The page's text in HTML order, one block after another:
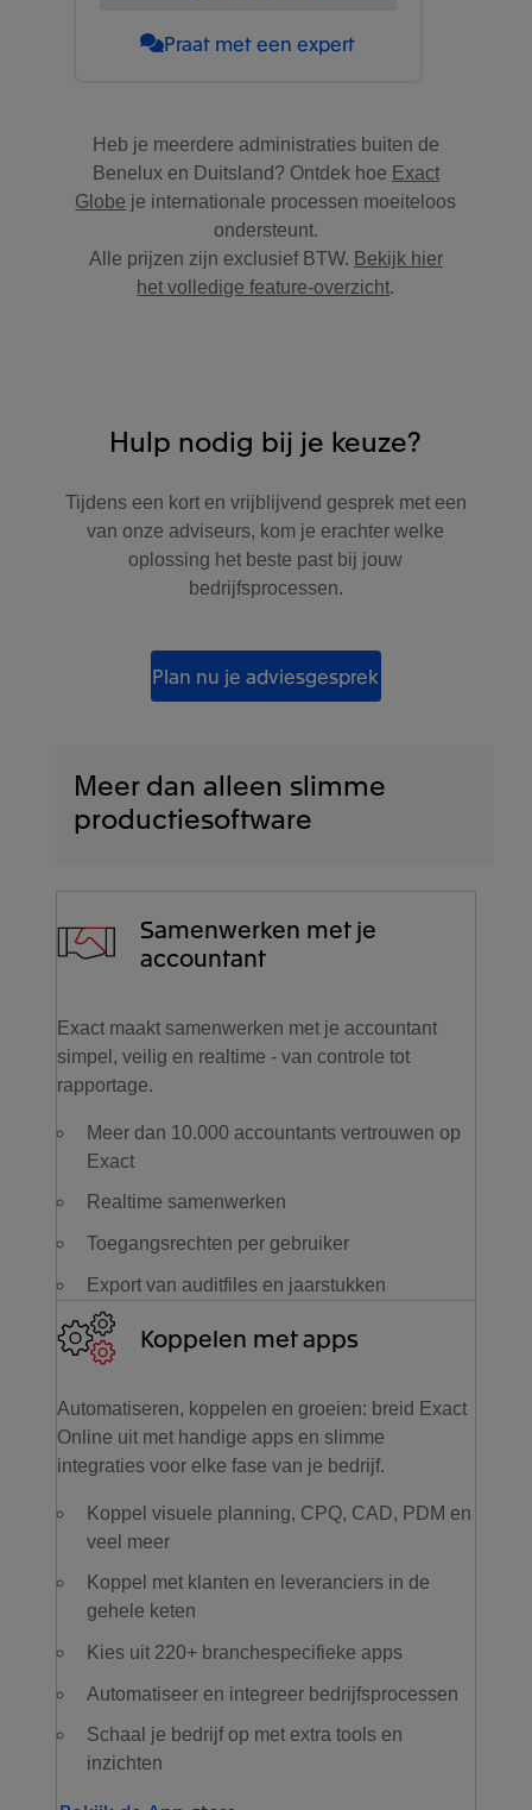
Praat met een expert
Heb je meerdere administraties buiten de
Benelux en Duitsland? Ontdek hoe Exact
Globe je internationale processen moeiteloos
ondersteunt.
Alle prijzen zijn exclusief BTW. Bekijk hier
het volledige feature-overzicht.
Hulp nodig bij je keuze?
Tijdens een kort en vrijblijvend gesprek met een
van onze adviseurs, kom je erachter welke
oplossing het beste past bij jouw
bedrijfsprocessen.
Plan nu je adviesgesprek
Meer dan alleen slimme
productiesoftware
Samenwerken met je
accountant
Exact maakt samenwerken met je accountant
simpel, veilig en realtime - van controle tot
rapportage.
Meer dan 10.000 accountants vertrouwen op
Exact
Realtime samenwerken
Toegangsrechten per gebruiker
Export van auditfiles en jaarstukken
Koppelen met apps
Automatiseren, koppelen en groeien: breid Exact
Online uit met handige apps en slimme
integraties voor elke fase van je bedrijf.
Koppel visuele planning, CPQ, CAD, PDM en
veel meer
Koppel met klanten en leveranciers in de
gehele keten
Kies uit 220+ branchespecifieke apps
Automatiseer en integreer bedrijfsprocessen
Schaal je bedrijf op met extra tools en
inzichten